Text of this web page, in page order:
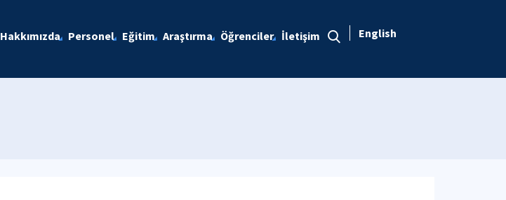
Hakkımızda Personel Eğitim Araştırma Öğrenciler İletişim English